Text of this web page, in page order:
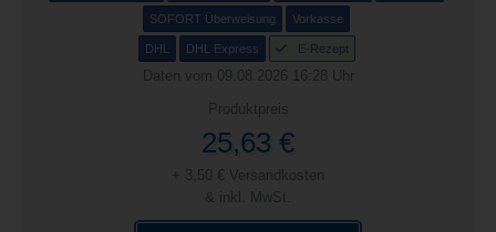
SOFORT Überweisung Vorkasse
DHL DHL Express E-Rezept
Daten vom 09.08.2026 16:28 Uhr
Produktpreis
25,63 €
+ 3,50 € Versandkosten
& inkl. MwSt.